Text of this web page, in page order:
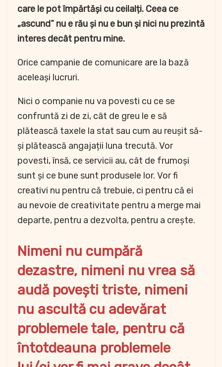
care le pot împărtăși cu ceilalți. Ceea ce
„ascund” nu e rău și nu e bun și nici nu prezintă
interes decât pentru mine.
Orice campanie de comunicare are la bază
aceleași lucruri.
Nici o companie nu va povesti cu ce se
confruntă zi de zi, cât de greu le e să
plătească taxele la stat sau cum au reușit să-
și plătească angajații luna trecută. Vor
povesti, însă, ce servicii au, cât de frumoși
sunt și ce bune sunt produsele lor. Vor fi
creativi nu pentru că trebuie, ci pentru că ei
au nevoie de creativitate pentru a merge mai
departe, pentru a dezvolta, pentru a crește.
Nimeni nu cumpără
dezastre, nimeni nu vrea să
audă povești triste, nimeni
nu ascultă cu adevărat
problemele tale, pentru că
întotdeauna problemele